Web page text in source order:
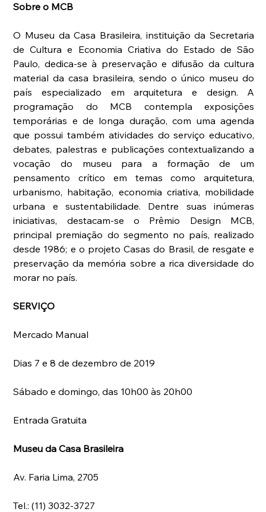
Sobre o MCB
O Museu da Casa Brasileira, instituição da Secretaria
de Cultura e Economia Criativa do Estado de São
Paulo, dedica-se à preservação e difusão da cultura
material da casa brasileira, sendo o único museu do
país especializado em arquitetura e design. A
programação do MCB contempla exposições
temporárias e de longa duração, com uma agenda
que possui também atividades do serviço educativo,
debates, palestras e publicações contextualizando a
vocação do museu para a formação de um
pensamento crítico em temas como arquitetura,
urbanismo, habitação, economia criativa, mobilidade
urbana e sustentabilidade. Dentre suas inúmeras
iniciativas, destacam-se o Prêmio Design MCB,
principal premiação do segmento no país, realizado
desde 1986; e o projeto Casas do Brasil, de resgate e
preservação da memória sobre a rica diversidade do
morar no país.
SERVIÇO
Mercado Manual
Dias 7 e 8 de dezembro de 2019
Sábado e domingo, das 10h00 às 20h00
Entrada Gratuita
Museu da Casa Brasileira
Av. Faria Lima, 2705
Tel.: (11) 3032-3727